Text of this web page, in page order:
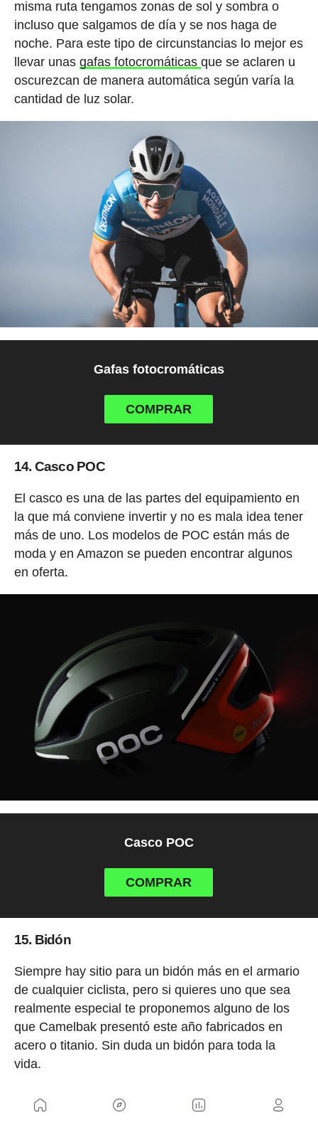
misma ruta tengamos zonas de sol y sombra o
incluso que salgamos de día y se nos haga de
noche. Para este tipo de circunstancias lo mejor es
llevar unas gafas fotocromáticas que se aclaren u
oscurezcan de manera automática según varía la
cantidad de luz solar.
Gafas fotocromáticas
COMPRAR
14. Casco POC
El casco es una de las partes del equipamiento en
la que má conviene invertir y no es mala idea tener
más de uno. Los modelos de POC están más de
moda y en Amazon se pueden encontrar algunos
en oferta.
Casco POC
COMPRAR
15. Bidón
Siempre hay sitio para un bidón más en el armario
de cualquier ciclista, pero si quieres uno que sea
realmente especial te proponemos alguno de los
que Camelbak presentó este año fabricados en
acero o titanio. Sin duda un bidón para toda la
vida.